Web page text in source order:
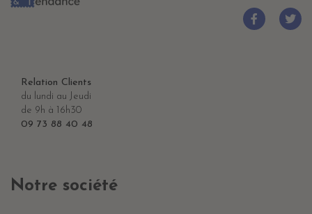
Relation Clients
du lundi au Jeudi
de 9h à 16h30
09 73 88 40 48
Notre société